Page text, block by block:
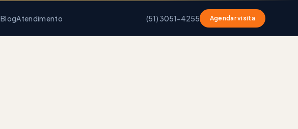
BlogAtendimento (51) 3051-4255 Agendar visita